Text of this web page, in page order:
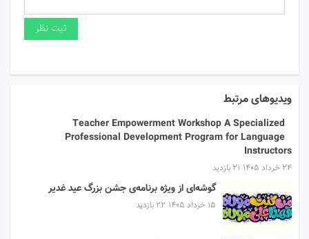
ویدیوهای مرتبط
Teacher Empowerment Workshop A Specialized
Professional Development Program for Language
Instructors
۲۴ خرداد ۱۴۰۵ 21 بازدید
گوشه‌ای از ویژه برنامه‌ی جشن بزرگ عید غدیر
۱۵ خرداد ۱۴۰۵ 22 بازدید